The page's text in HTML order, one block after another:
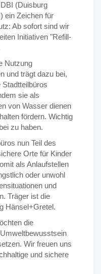
(Duisburg
ein Zeichen für
Ab sofort sind wir
Initiativen "Refill-
Nutzung
und trägt dazu bei,
sie als
von Wasser dienen
fördern. Wichtig
zu haben.
nun Teil des
Orte für Kinder
als Anlaufstellen
oder unwohl
und
Träger ist die
Hänsel+Gretel.
die
Wir freuen uns
und sichere